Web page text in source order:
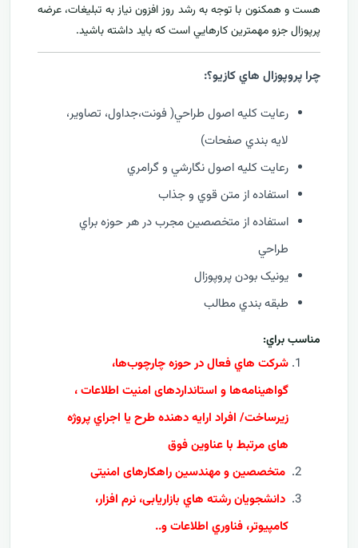
هست و همکنون با توجه به رشد روز افزون نياز به تبليغات، عرضه
پرپوزال جزو مهمترين کارهايي است که بايد داشته باشيد.
چرا پروپوزال هاي کازيو؟:
رعايت کليه اصول طراحي( فونت،جداول، تصاوير،
لايه بندي صفحات)
رعايت کليه اصول نگارشي و گرامري
استفاده از متن قوي و جذاب
استفاده از متخصصين مجرب در هر حوزه براي
طراحي
يونيک بودن پروپوزال
طبقه بندي مطالب
مناسب براي:
شرکت هاي فعال در حوزه چارچوب‌ها،
گواهینامه‌ها و استانداردهای امنیت اطلاعات ،
زيرساخت/ افراد ارايه دهنده طرح يا اجراي پروژه
های مرتبط با عناوین فوق
متخصصین و مهندسین راهکارهای امنیتی
دانشجويان رشته هاي بازاریابی، نرم افزار،
کامپيوتر، فناوري اطلاعات و..